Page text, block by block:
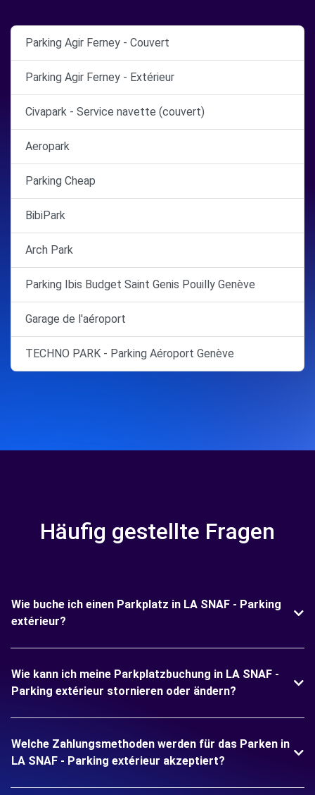
Parking Agir Ferney - Couvert
Parking Agir Ferney - Extérieur
Civapark - Service navette (couvert)
Aeropark
Parking Cheap
BibiPark
Arch Park
Parking Ibis Budget Saint Genis Pouilly Genève
Garage de l'aéroport
TECHNO PARK - Parking Aéroport Genève
Häufig gestellte Fragen
Wie buche ich einen Parkplatz in LA SNAF - Parking
extérieur?
Wie kann ich meine Parkplatzbuchung in LA SNAF -
Parking extérieur stornieren oder ändern?
Welche Zahlungsmethoden werden für das Parken in
LA SNAF - Parking extérieur akzeptiert?